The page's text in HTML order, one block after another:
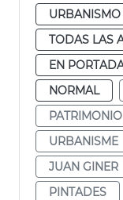
TODAS LAS
EN
NORMAL
URBANISME
JUAN GINER
PINTADES